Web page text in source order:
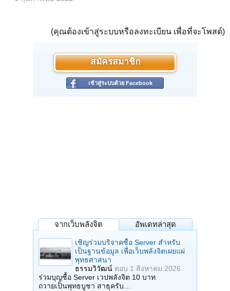
(คุณต้องเข้าสู่ระบบหรือลงทะเบียน เพื่อที่จะโพสต์)
สมัครสมาชิก
เข้าสู่ระบบด้วย Facebook
จากเว็บพลังจิต อัพเดทล่าสุด
เชิญร่วมบริจาคซื้อ Server สำหรับ
เป็นฐานข้อมูล เพื่อเว็บพลังจิตเผยแผ่
พุทธศาสนา
ธรรมวิวัฒน์ ตอบ 1 สิงหาคม 2026
ร่วมบุญซื้อ Server เวปพลังจิต 10 บาท
ถวายเป็นพุทธบูชา สาธุครับ…